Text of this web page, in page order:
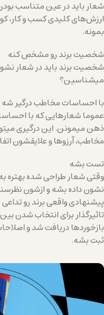
شعار باید در عین متناسب
ارزش‌های کلیدی کسب و کار،
بمونه.
شخصیت برند رو مشخص کنه
شخصیت برند باید در شعار
میشناسین؟
با احساسات مخاطب درگیر شه
عموما شعارهایی که با
ذهن میمونن. این درگیری
مخاطب، آرزوها و علایقشون
تست بشه
وقتی شعار طراحی شده بهتره
نشون داده بشه و ازشون
پیشنهادی واقعی برند رو
تاثیرگذار برای انتخاب شدن
بازخوردها دریافت شد و
ثبت بشه.